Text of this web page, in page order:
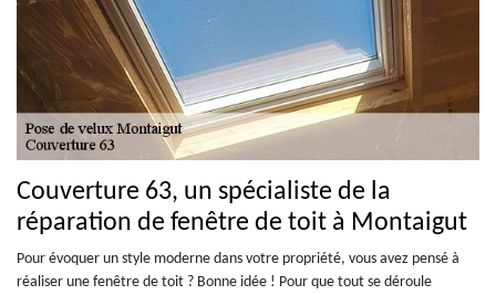
Couverture 63, un spécialiste de la
réparation de fenêtre de toit à Montaigut
Pour évoquer un style moderne dans votre propriété, vous avez pensé à
réaliser une fenêtre de toit ? Bonne idée ! Pour que tout se déroule